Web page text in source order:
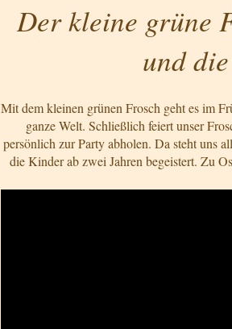
Der kleine grüne
und
Mit dem kleinen grünen Frosch geht es im
ganze Welt. Schließlich feiert unser
persönlich zur Party abholen. Da steht uns
die Kinder ab zwei Jahren begeistert. Zu